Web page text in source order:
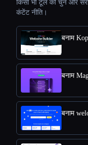
किसी भी टूल को चुनें और
कंटेंट नीति।
बनाम